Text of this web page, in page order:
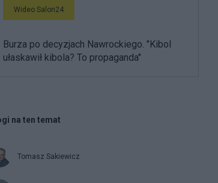
Wideo Salon24
Burza po decyzjach Nawrockiego. "Kibol
ułaskawił kibola? To propaganda"
na ten temat
Tomasz Sakiewicz